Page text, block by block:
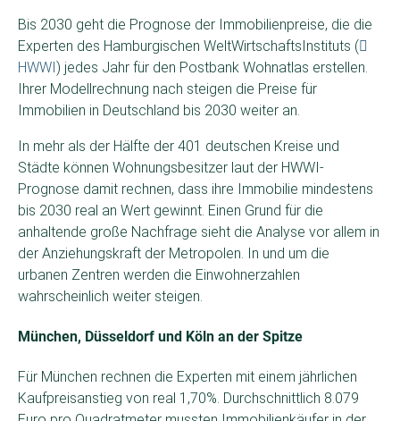
Bis 2030 geht die Prognose der Immobilienpreise, die die
Experten des Hamburgischen WeltWirtschaftsInstituts (
HWWI) jedes Jahr für den Postbank Wohnatlas erstellen.
Ihrer Modellrechnung nach steigen die Preise für
Immobilien in Deutschland bis 2030 weiter an.
In mehr als der Hälfte der 401 deutschen Kreise und
Städte können Wohnungsbesitzer laut der HWWI-
Prognose damit rechnen, dass ihre Immobilie mindestens
bis 2030 real an Wert gewinnt. Einen Grund für die
anhaltende große Nachfrage sieht die Analyse vor allem in
der Anziehungskraft der Metropolen. In und um die
urbanen Zentren werden die Einwohnerzahlen
wahrscheinlich weiter steigen.
München, Düsseldorf und Köln an der Spitze
Für München rechnen die Experten mit einem jährlichen
Kaufpreisanstieg von real 1,70%. Durchschnittlich 8.079